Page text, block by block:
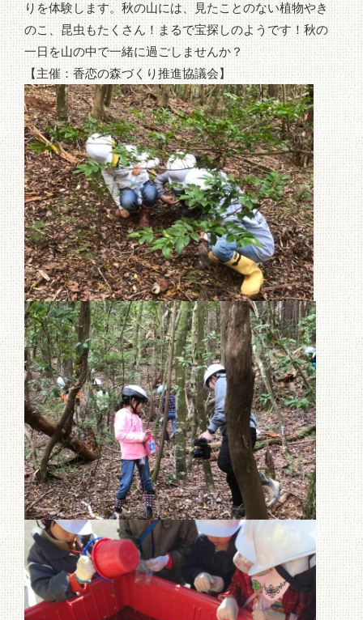
りを体験します。秋の山には、見たことのない植物やき
のこ、昆虫もたくさん！まるで宝探しのようです！秋の
一日を山の中で一緒に過ごしませんか？
【主催：香恋の森づくり推進協議会】